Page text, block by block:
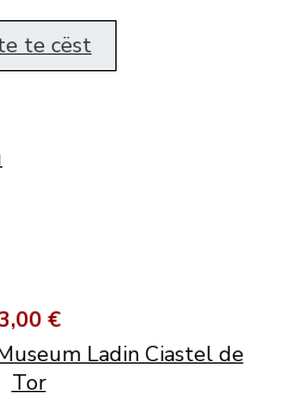
te cëst
€
Ladin Ciastel de
Tor